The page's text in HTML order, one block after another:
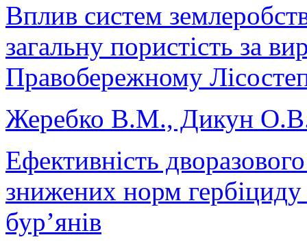
Вплив систем
загальну пористість за
Правобережному
Жеребко В.М., Дикун
Ефективність
знижених норм гербіциду
бур’янів